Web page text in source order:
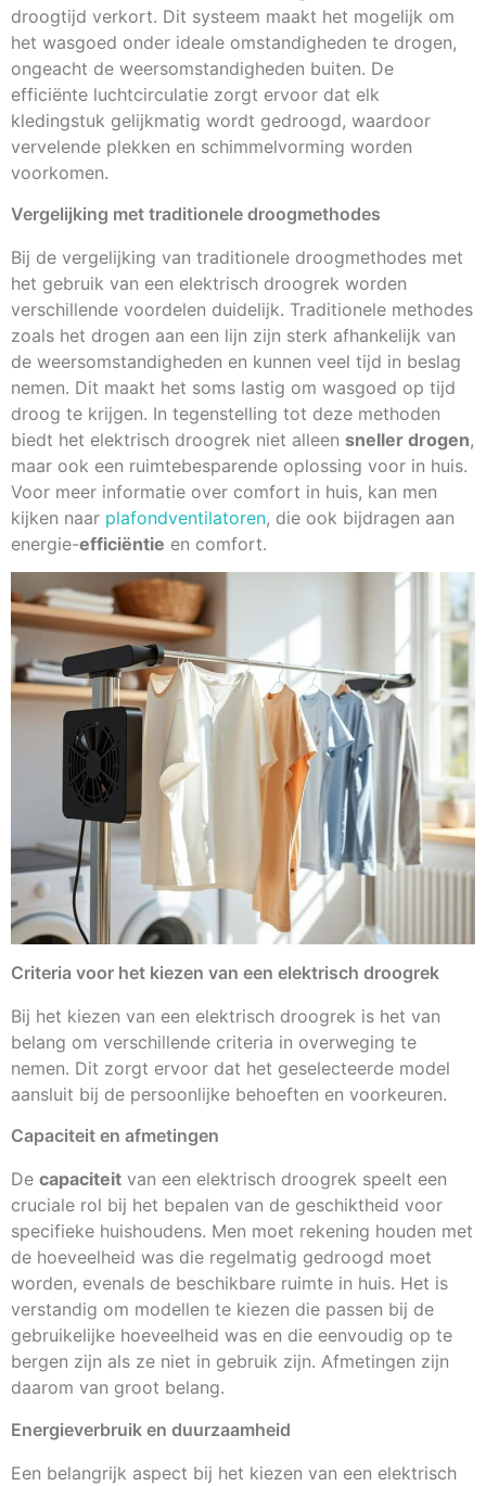
droogtijd verkort. Dit systeem maakt het mogelijk om
het wasgoed onder ideale omstandigheden te drogen,
ongeacht de weersomstandigheden buiten. De
efficiënte luchtcirculatie zorgt ervoor dat elk
kledingstuk gelijkmatig wordt gedroogd, waardoor
vervelende plekken en schimmelvorming worden
voorkomen.
Vergelijking met traditionele droogmethodes
Bij de vergelijking van traditionele droogmethodes met
het gebruik van een elektrisch droogrek worden
verschillende voordelen duidelijk. Traditionele methodes
zoals het drogen aan een lijn zijn sterk afhankelijk van
de weersomstandigheden en kunnen veel tijd in beslag
nemen. Dit maakt het soms lastig om wasgoed op tijd
droog te krijgen. In tegenstelling tot deze methoden
biedt het elektrisch droogrek niet alleen sneller drogen,
maar ook een ruimtebesparende oplossing voor in huis.
Voor meer informatie over comfort in huis, kan men
kijken naar plafondventilatoren, die ook bijdragen aan
energie-efficiëntie en comfort.
Criteria voor het kiezen van een elektrisch droogrek
Bij het kiezen van een elektrisch droogrek is het van
belang om verschillende criteria in overweging te
nemen. Dit zorgt ervoor dat het geselecteerde model
aansluit bij de persoonlijke behoeften en voorkeuren.
Capaciteit en afmetingen
De capaciteit van een elektrisch droogrek speelt een
cruciale rol bij het bepalen van de geschiktheid voor
specifieke huishoudens. Men moet rekening houden met
de hoeveelheid was die regelmatig gedroogd moet
worden, evenals de beschikbare ruimte in huis. Het is
verstandig om modellen te kiezen die passen bij de
gebruikelijke hoeveelheid was en die eenvoudig op te
bergen zijn als ze niet in gebruik zijn. Afmetingen zijn
daarom van groot belang.
Energieverbruik en duurzaamheid
Een belangrijk aspect bij het kiezen van een elektrisch